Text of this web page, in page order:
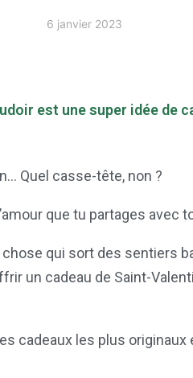
6 janvier 2023
est une super idée de
Quel casse-tête, non ?
que tu partages avec
qui sort des sentiers
un cadeau de Saint-
cadeaux les plus